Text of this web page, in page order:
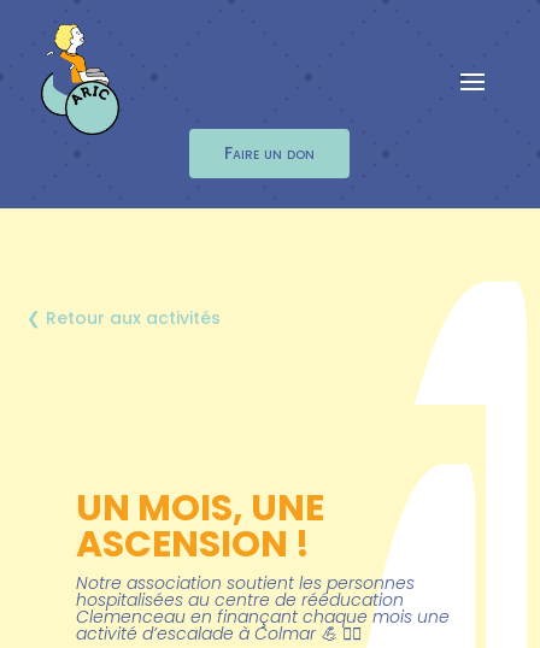
Faire un don
❮ Retour aux activités
UN MOIS, UNE
ASCENSION !
Notre association soutient les personnes
hospitalisées au centre de rééducation
Clemenceau en finançant chaque mois une
activité d’escalade à Colmar 💪 🧗‍♀️